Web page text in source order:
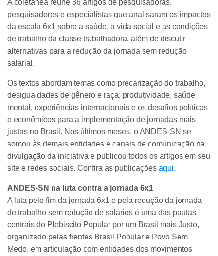
A coletânea reúne 36 artigos de pesquisadoras,
pesquisadores e especialistas que analisaram os impactos
da escala 6x1 sobre a saúde, a vida social e as condições
de trabalho da classe trabalhadora, além de discutir
alternativas para a redução da jornada sem redução
salarial.
Os textos abordam temas como precarização do trabalho,
desigualdades de gênero e raça, produtividade, saúde
mental, experiências internacionais e os desafios políticos
e econômicos para a implementação de jornadas mais
justas no Brasil. Nos últimos meses, o ANDES-SN se
somou às demais entidades e canais de comunicação na
divulgação da iniciativa e publicou todos os artigos em seu
site e redes sociais. Confira as publicações aqui.
ANDES-SN na luta contra a jornada 6x1
A luta pelo fim da jornada 6x1 e pela redução da jornada
de trabalho sem redução de salários é uma das pautas
centrais do Plebiscito Popular por um Brasil mais Justo,
organizado pelas frentes Brasil Popular e Povo Sem
Medo, em articulação com entidades dos movimentos